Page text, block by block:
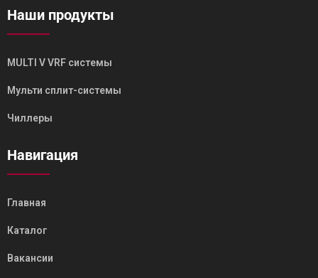
Наши продукты
MULTI V VRF системы
Мульти сплит-системы
Чиллеры
Навигация
Главная
Каталог
Вакансии